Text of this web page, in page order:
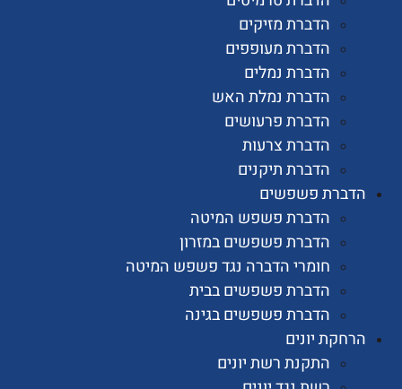
הדברת מזיקים
הדברת מעופפים
הדברת נמלים
הדברת נמלת האש
הדברת פרעושים
הדברת צרעות
הדברת תיקנים
פשפשים
הדברת פשפש המיטה
הדברת פשפשים במזרון
חומרי הדברה נגד פשפש המיטה
הדברת פשפשים בבית
הדברת פשפשים בגינה
יונים
התקנת רשת יונים